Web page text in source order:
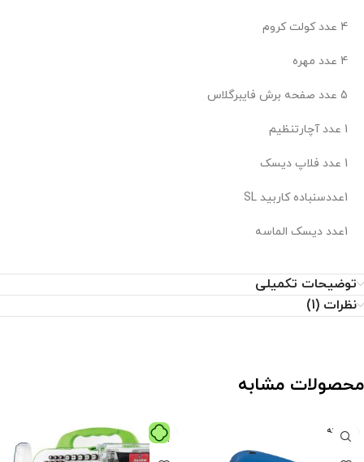
4 عدد کولت کروم
4 عدد مهره
5 عدد صفحه برش فایبرگلاس
1 عدد آچارتنظیم
1 عدد فلاپ دیسک
1عددسنباده کاربید SL
1عدد دیسک الماسه
توضیحات تکمیلی
نظرات (1)
محصولات مشابه
فروخته
شده